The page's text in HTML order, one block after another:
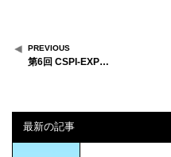
PREVIOUS
第6回 CSPI-EXP…
最新の記事